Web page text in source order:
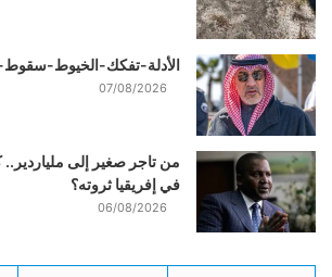
الأدلة-تفكك-الخيوط-سقوط-538-
07/08/2026
من تاجر صغير إلى
في إفريقيا ثروته؟
06/08/2026